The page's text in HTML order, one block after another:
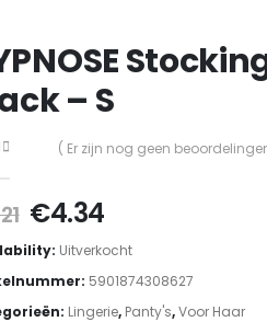
– S
( Er zijn nog geen
Oorspronkelijke
prijs
was:
€6.21.
€4.34Huidige
prijs
is:
€4.34.
Uitverkocht
5901874308627
Lingerie, Panty's,Voor Haar